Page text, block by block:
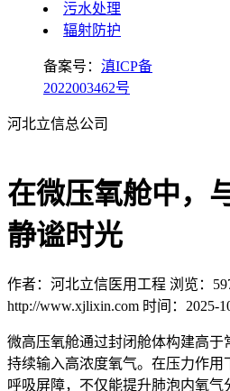
在微压氧舱中，
静谧时光
作者：河北立信医用工程 浏览：
http://www.xjlixin.com 时间：2025-
微高压氧舱通过封闭舱体构建高
持续输入高浓度氧气。在压力作用
呼吸屏障，不仅能提升肺泡内氧气
污水处理
辐射防护
备案号： 滇ICP备
2022003462号
河北立信总公司